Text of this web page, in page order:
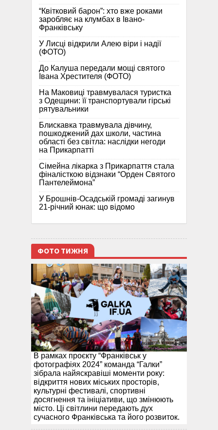
“Квітковий барон”: хто вже роками
заробляє на клумбах в Івано-
Франківську
У Лисці відкрили Алею віри і надії
(ФОТО)
До Калуша передали мощі святого
Івана Хрестителя (ФОТО)
На Маковиці травмувалася туристка
з Одещини: її транспортували гірські
рятувальники
Блискавка травмувала дівчину,
пошкоджений дах школи, частина
області без світла: наслідки негоди
на Прикарпатті
Сімейна лікарка з Прикарпаття стала
фіналісткою відзнаки “Орден Святого
Пантелеймона”
У Брошнів-Осадській громаді загинув
21-річний юнак: що відомо
ФОТО ТИЖНЯ
В рамках проєкту “Франківськ у
фотографіях 2024” команда “Галки”
зібрала найяскравіші моменти року:
відкриття нових міських просторів,
культурні фестивалі, спортивні
досягнення та ініціативи, що змінюють
місто. Ці світлини передають дух
сучасного Франківська та його розвиток.